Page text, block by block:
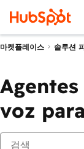
마켓플레이스 솔루션
voz